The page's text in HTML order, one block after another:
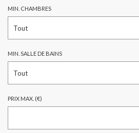
MIN. CHAMBRES
MIN. SALLE DE BAINS
PRIX MAX. (€)